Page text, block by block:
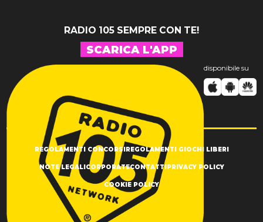
RADIO 105 SEMPRE CON TE!
SCARICA L'APP
disponibile su
REGOLAMENTI CONCORSI REGOLAMENTI GIOCHI LIBERI
NOTE LEGALI CORPORATECONTATTI PRIVACY POLICY
COOKIE POLICY